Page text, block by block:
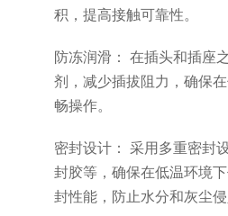
积，提高接触可靠性。
防冻润滑： 在插头和插座
剂，减少插拔阻力，确保
畅操作。
密封设计： 采用多重密封
封胶等，确保在低温环境
封性能，防止水分和灰尘侵